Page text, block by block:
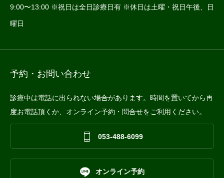
9:00〜13:00 ※祝日は全日診療日有 ※休日は土曜・祝日午後、日
曜日
予約・お問い合わせ
診療中は電話に出られない場合があります。時間を置いてから再
度お電話頂くか、オンライン予約・問合せをご利用ください。
 053-488-6099
 オンライン予約